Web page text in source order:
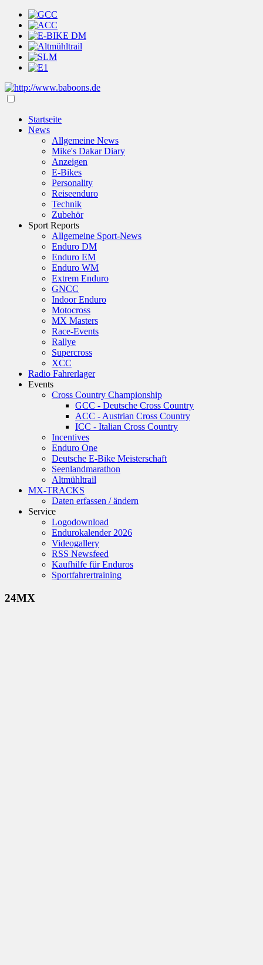
Startseite
News
Allgemeine News
Mike's Dakar Diary
Anzeigen
E-Bikes
Personality
Reiseenduro
Technik
Zubehör
Sport Reports
Allgemeine Sport-News
Enduro DM
Enduro EM
Enduro WM
Extrem Enduro
GNCC
Indoor Enduro
Motocross
MX Masters
Race-Events
Rallye
Supercross
XCC
Radio Fahrerlager
Events
Cross Country Championship
GCC - Deutsche Cross Country
ACC - Austrian Cross Country
ICC - Italian Cross Country
Incentives
Enduro One
Deutsche E-Bike Meisterschaft
Seenlandmarathon
Altmühltrail
MX-TRACKS
Daten erfassen / ändern
Service
Logodownload
Endurokalender 2026
Videogallery
RSS Newsfeed
Kaufhilfe für Enduros
Sportfahrertraining
24MX